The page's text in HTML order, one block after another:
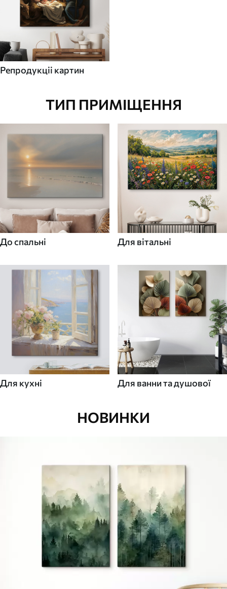
Репродукціі картин
ТИП ПРИМІЩЕННЯ
До спальні Для вітальні
Для кухні Для ванни та душової
НОВИНКИ